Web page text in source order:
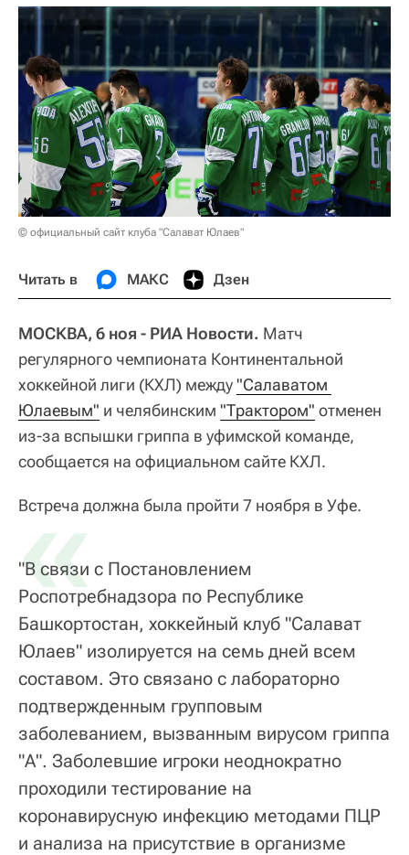
© официальный сайт клуба "Салават Юлаев"
Читать в МАКС Дзен
МОСКВА, 6 ноя - РИА Новости. Матч
регулярного чемпионата Континентальной
хоккейной лиги (КХЛ) между"Салаватом
Юлаевым" и челябинским "Трактором" отменен
из-за вспышки гриппа в уфимской команде,
сообщается на официальном сайте КХЛ.
Встреча должна была пройти 7 ноября в Уфе.
«
"В связи с Постановлением
Роспотребнадзора по Республике
Башкортостан, хоккейный клуб "Салават
Юлаев" изолируется на семь дней всем
составом. Это связано с лабораторно
подтвержденным групповым
заболеванием, вызванным вирусом гриппа
"А". Заболевшие игроки неоднократно
проходили тестирование на
коронавирусную инфекцию методами ПЦР
и анализа на присутствие в организме